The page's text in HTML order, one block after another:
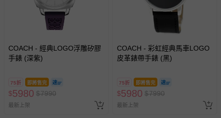
COACH - 經典LOGO浮雕矽膠
手錶 (深紫)
75折 即將售完
$5980 $7990
最新上架
COACH - 彩虹經典馬車LOGO
皮革錶帶手錶 (黑)
75折 即將售完
$5980 $7990
最新上架